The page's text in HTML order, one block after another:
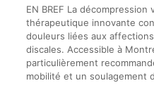
EN BREF La
thérapeutique innovante
douleurs liées aux
discales. Accessible à
particulièrement
mobilité et un soulagement